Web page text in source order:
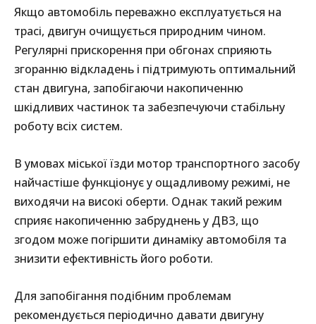
Якщо автомобіль переважно експлуатується на
трасі, двигун очищується природним чином.
Регулярні прискорення при обгонах сприяють
згоранню відкладень і підтримують оптимальний
стан двигуна, запобігаючи накопиченню
шкідливих частинок та забезпечуючи стабільну
роботу всіх систем.
В умовах міської їзди мотор транспортного засобу
найчастіше функціонує у ощадливому режимі, не
виходячи на високі оберти. Однак такий режим
сприяє накопиченню забруднень у ДВЗ, що
згодом може погіршити динаміку автомобіля та
знизити ефективність його роботи.
Для запобігання подібним проблемам
рекомендується періодично давати двигуну